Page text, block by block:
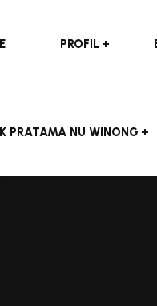
PROFIL
PRATAMA NU WINONG